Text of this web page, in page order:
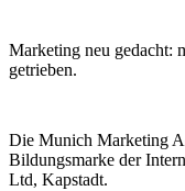
Marketing neu gedacht:
getrieben.
Die Munich Marketing
Bildungsmarke der
Ltd, Kapstadt.